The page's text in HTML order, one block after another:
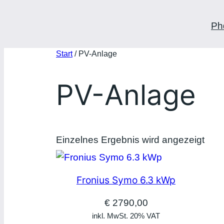
Start/ PV-Anlage
PV-Anlage
Einzelnes Ergebnis wird angezeigt
Fronius Symo 6.3 kWp
€2790,00
inkl. MwSt. 20% VAT